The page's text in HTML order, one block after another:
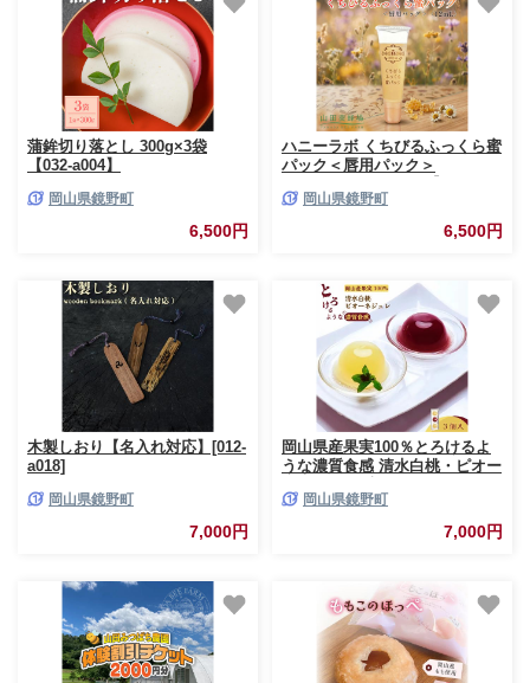
蒲鉾切り落とし 300g×3袋
【032-a004】
岡山県鏡野町
6,500円
ハニーラボ くちびるふっくら蜜
パック＜唇用パック＞
a158】【山田養蜂場】｜ハニー
ラボ パック 唇パック リップパ
ック 唇ケア リップケア コラー
鏡野町
岡山県鏡野町
6,500円
木製しおり【名入れ対応】[012-
a018]
岡山県鏡野町
7,000円
岡山県産果実100％とろけるよ
うな濃質食感 清水白桃・ピオー
岡山県鏡野町
7,000円